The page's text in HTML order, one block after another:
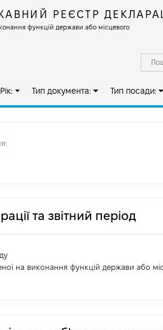
РЕЄСТР
функцій держави або місцевого
Рік: Тип документа: Тип посади:
та звітний період
на виконання функцій держави або